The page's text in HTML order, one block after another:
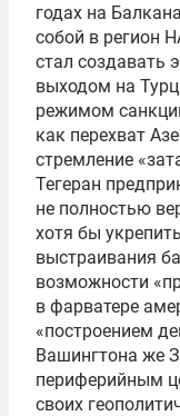
годах на
собой в регион
стал создавать
выходом на
режимом
как перехват
стремление
Тегеран
не полностью
хотя бы
выстраивания
возможности
в фарватере
«построением
Вашингтона же
периферийным
своих